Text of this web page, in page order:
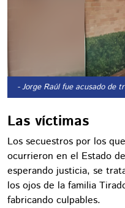
- Jorge Raúl fue acusado de
Las víctimas
Los secuestros por los
ocurrieron en el Estado
esperando justicia, se
los ojos de la familia
fabricando culpables.